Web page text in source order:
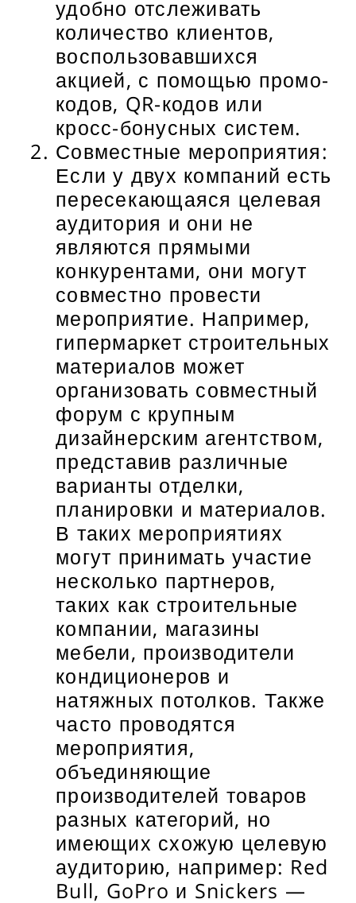
удобно отслеживать
количество клиентов,
воспользовавшихся
акцией, с помощью промо-
кодов, QR-кодов или
кросс-бонусных систем.
Совместные мероприятия:
Если у двух компаний есть
пересекающаяся целевая
аудитория и они не
являются прямыми
конкурентами, они могут
совместно провести
мероприятие. Например,
гипермаркет строительных
материалов может
организовать совместный
форум с крупным
дизайнерским агентством,
представив различные
варианты отделки,
планировки и материалов.
В таких мероприятиях
могут принимать участие
несколько партнеров,
таких как строительные
компании, магазины
мебели, производители
кондиционеров и
натяжных потолков. Также
часто проводятся
мероприятия,
объединяющие
производителей товаров
разных категорий, но
имеющих схожую целевую
аудиторию, например: Red
Bull, GoPro и Snickers —